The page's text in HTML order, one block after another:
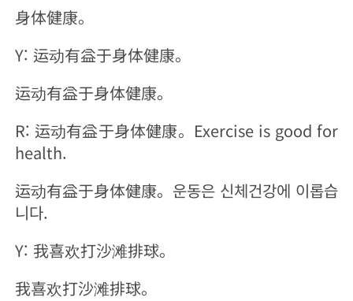
身体健康。
Y: 运动有益于身体健康。
运动有益于身体健康。
R: 运动有益于身体健康。Exercise is good for
health.
运动有益于身体健康。운동은 신체건강에 이롭습
니다.
Y: 我喜欢打沙滩排球。
我喜欢打沙滩排球。